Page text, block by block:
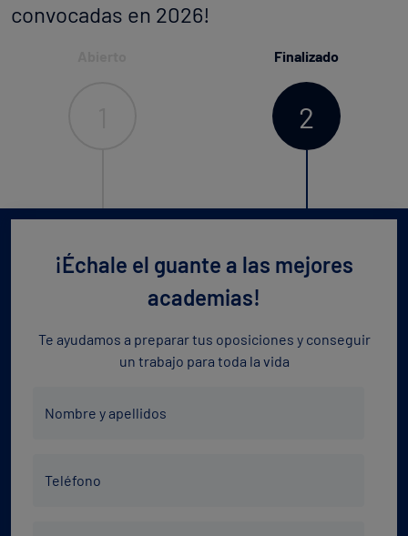
convocadas en 2026!
Finalizado
2
¡Échale el guante a las mejores
academias!
Te ayudamos a preparar tus oposiciones y conseguir
un trabajo para toda la vida
Nombre y apellidos
Teléfono